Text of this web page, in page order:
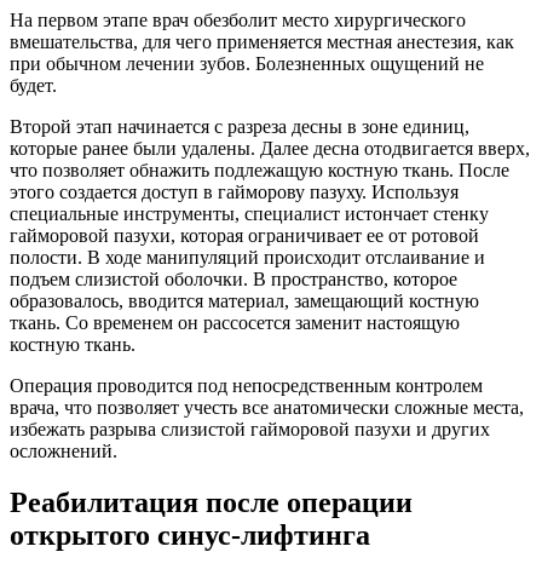
На первом этапе врач обезболит место хирургического
вмешательства, для чего применяется местная анестезия, как
при обычном лечении зубов. Болезненных ощущений не
будет.
Второй этап начинается с разреза десны в зоне единиц,
которые ранее были удалены. Далее десна отодвигается вверх,
что позволяет обнажить подлежащую костную ткань. После
этого создается доступ в гайморову пазуху. Используя
специальные инструменты, специалист истончает стенку
гайморовой пазухи, которая ограничивает ее от ротовой
полости. В ходе манипуляций происходит отслаивание и
подъем слизистой оболочки. В пространство, которое
образовалось, вводится материал, замещающий костную
ткань. Со временем он рассосется заменит настоящую
костную ткань.
Операция проводится под непосредственным контролем
врача, что позволяет учесть все анатомически сложные места,
избежать разрыва слизистой гайморовой пазухи и других
осложнений.
Реабилитация после операции
открытого синус-лифтинга